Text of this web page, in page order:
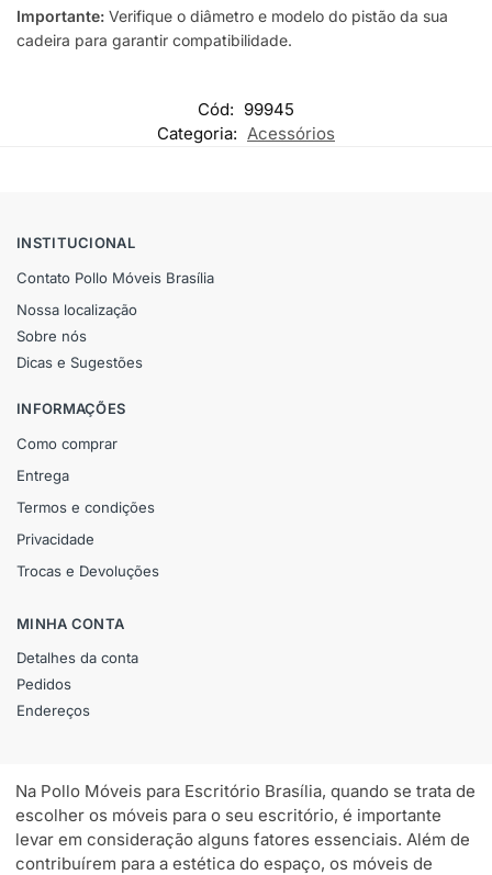
Importante: Verifique o diâmetro e modelo do pistão da sua
cadeira para garantir compatibilidade.
Cód: 99945
Categoria: Acessórios
INSTITUCIONAL
Contato Pollo Móveis Brasília
Nossa localização
Sobre nós
Dicas e Sugestões
INFORMAÇÕES
Como comprar
Entrega
Termos e condições
Privacidade
Trocas e Devoluções
MINHA CONTA
Detalhes da conta
Pedidos
Endereços
Na Pollo Móveis para Escritório Brasília, quando se trata de
escolher os móveis para o seu escritório, é importante
levar em consideração alguns fatores essenciais. Além de
contribuírem para a estética do espaço, os móveis de